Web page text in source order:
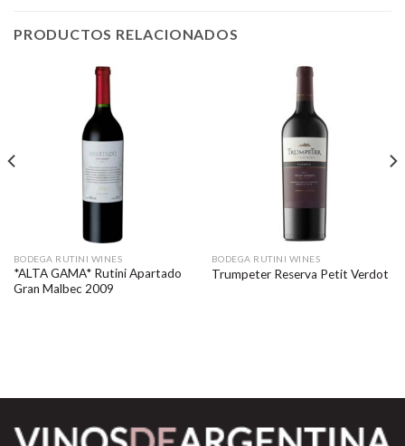
PRODUCTOS RELACIONADOS
BODEGA RUTINI WINES
*ALTA GAMA* Rutini Apartado
Gran Malbec 2009
BODEGA RUTINI WINES
Trumpeter Reserva Petit Verdot